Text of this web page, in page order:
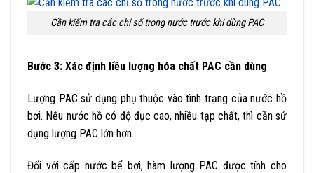
Cần kiểm tra các chỉ số trong nước trước khi dùng PAC
Bước 3: Xác định liều lượng hóa chất PAC cần dùng
Lượng PAC sử dụng phụ thuộc vào tình trạng của nước hồ
bơi. Nếu nước hồ có độ đục cao, nhiều tạp chất, thì cần sử
dụng lượng PAC lớn hơn.
Đối với cấp nước bể bơi, hàm lượng PAC được tính cho